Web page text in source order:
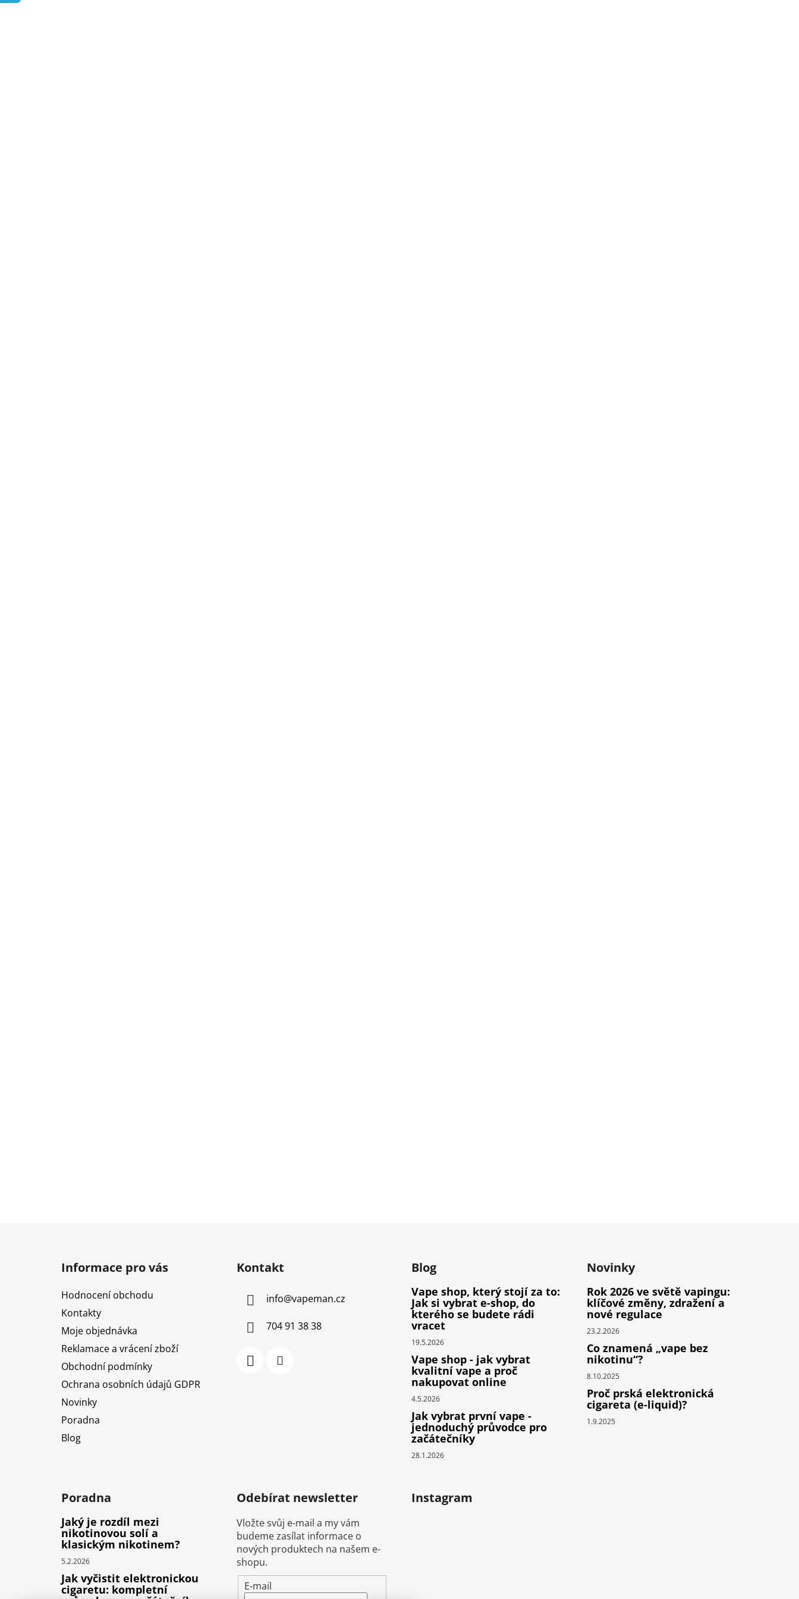
Informace pro vás
Hodnocení obchodu
Kontakty
Moje objednávka
Reklamace a vrácení zboží
Obchodní podmínky
Ochrana osobních údajů GDPR
Novinky
Poradna
Blog
Kontakt
info@vapeman.cz
704 91 38 38
Blog
Vape shop, který stojí za to:
Jak si vybrat e-shop, do
kterého se budete rádi
vracet
19.5.2026
Vape shop - jak vybrat
kvalitní vape a proč
nakupovat online
4.5.2026
Jak vybrat první vape -
jednoduchý průvodce pro
začátečníky
28.1.2026
Novinky
Rok 2026 ve světě vapingu:
klíčové změny, zdražení a
nové regulace
23.2.2026
Co znamená „vape bez
nikotinu“?
8.10.2025
Proč prská elektronická
cigareta (e-liquid)?
1.9.2025
Poradna
Jaký je rozdíl mezi
nikotinovou solí a
klasickým nikotinem?
5.2.2026
Jak vyčistit elektronickou
cigaretu: kompletní
Odebírat newsletter
Vložte svůj e-mail a my vám
budeme zasílat informace o
nových produktech na našem e-
shopu.
E-mail
Instagram